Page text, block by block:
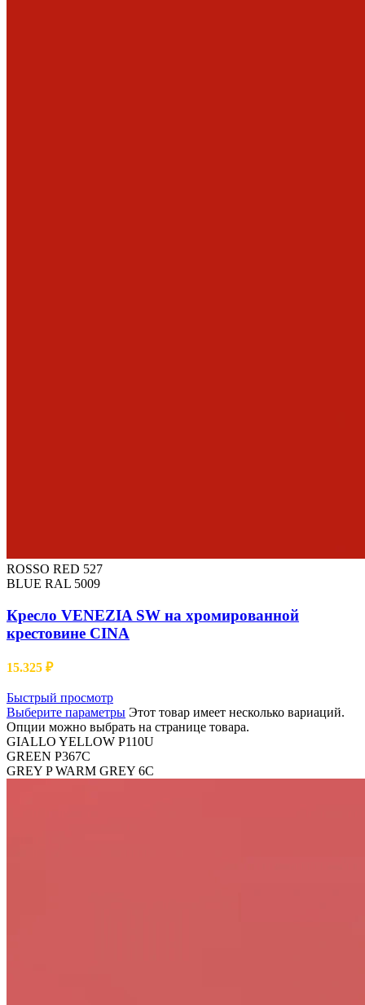
ROSSO RED 527
BLUE RAL 5009
Кресло VENEZIA SW на хромированной
крестовине CINA
15.325 ₽
Быстрый просмотр
Выберите параметры Этот товар имеет несколько вариаций.
Опции можно выбрать на странице товара.
GIALLO YELLOW P110U
GREEN P367C
GREY P WARM GREY 6C